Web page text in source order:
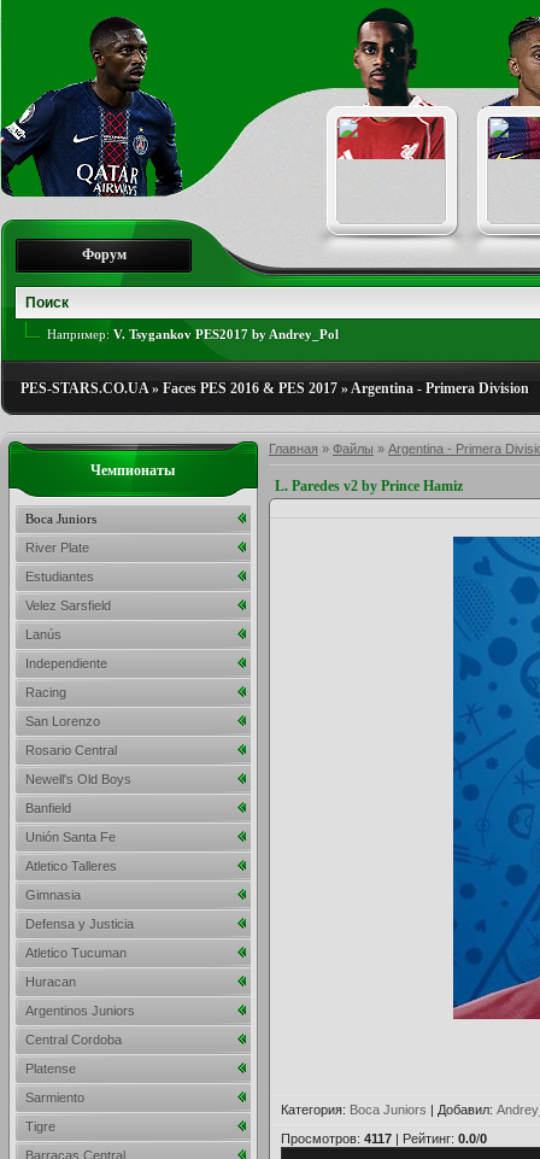
Форум
Например: V. Tsygankov PES2017 by Andrey_Pol
PES-STARS.CO.UA» Faces PES 2016 & PES 2017 »Argentina - Primera Division
Главная » Файлы » Argentina - Primera
L. Paredes v2 by Prince Hamiz
Категория: Boca Juniors | Добавил:
Просмотров: 4117 | Рейтинг: 0.0/0
Чемпионаты
Boca Juniors
River Plate
Estudiantes
Velez Sarsfield
Lanús
Independiente
Racing
San Lorenzo
Rosario Central
Newell's Old Boys
Banfield
Unión Santa Fe
Atletico Talleres
Gimnasia
Defensa y Justicia
Atletico Tucuman
Huracan
Argentinos Juniors
Central Cordoba
Platense
Sarmiento
Tigre
Barracas Central